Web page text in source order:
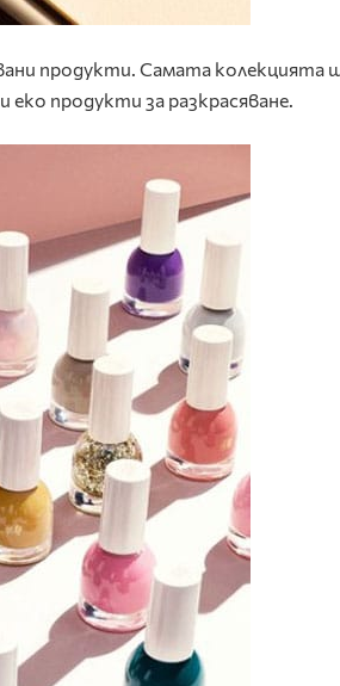
продукти . Самата колекцията
еко продукти за разкрасяване.